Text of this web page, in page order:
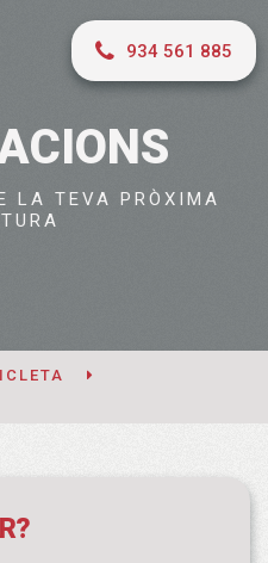
934 561 885
LA TEVA PRÒXIMA